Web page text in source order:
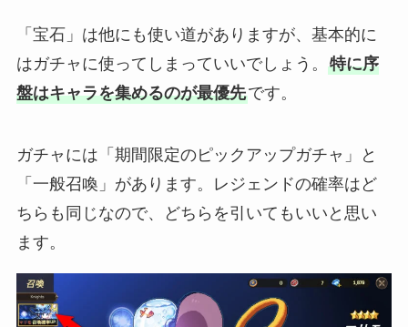
「宝石」は他にも使い道がありますが、基本的に
はガチャに使ってしまっていいでしょう。 特に序
盤はキャラを集めるのが最優先です。
ガチャには「期間限定のピックアップガチャ」と
「一般召喚」があります。レジェンドの確率はど
ちらも同じなので、どちらを引いてもいいと思い
ます。